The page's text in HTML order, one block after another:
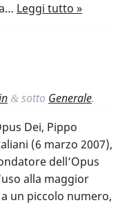
Leggi tutto »
& sotto Generale.
Dei, Pippo
(6 marzo 2007),
dell’Opus
alla maggior
un piccolo numero,